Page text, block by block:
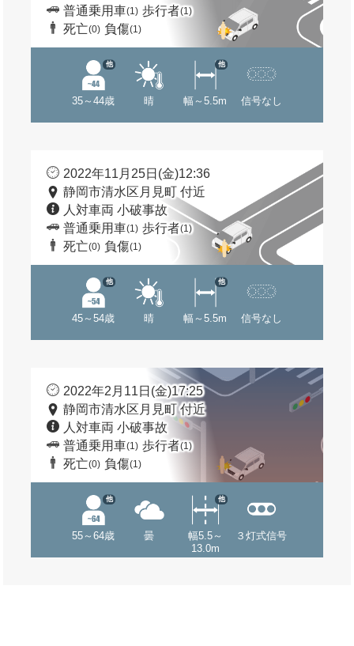
普通乗用車(1) 歩行者(1)
死亡(0) 負傷(1)
35～44歳
他
晴 幅～5.5m
他
信号なし
2022年11月25日(金)12:36
静岡市清水区月見町 付近
人対車両 小破事故
普通乗用車(1) 歩行者(1)
死亡(0) 負傷(1)
45～54歳
他
晴 幅～5.5m
他
信号なし
2022年2月11日(金)17:25
静岡市清水区月見町 付近
人対車両 小破事故
普通乗用車(1) 歩行者(1)
死亡(0) 負傷(1)
55～64歳
他
曇
幅5.5～
13.0m
他
３灯式信号